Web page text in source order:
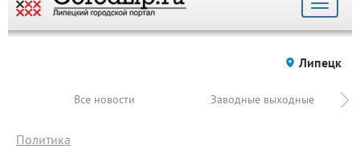
Toggle
Липецк
Все новости Заводные выходные
Политика